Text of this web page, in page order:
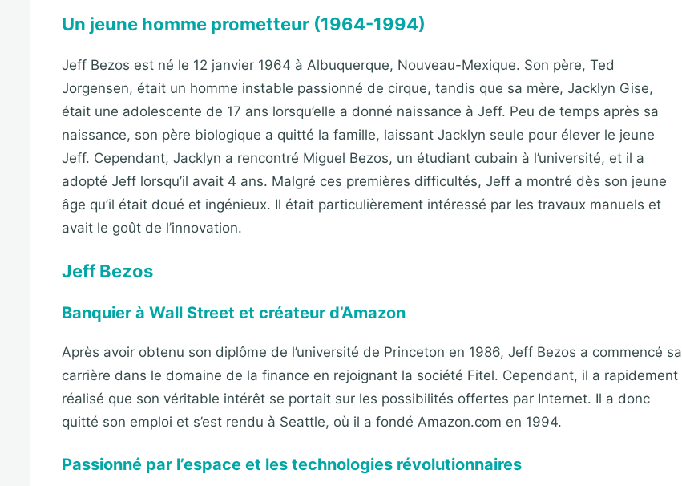
Un jeune homme prometteur (1964-1994)
Jeff Bezos est né le 12 janvier 1964 à Albuquerque, Nouveau-Mexique. Son père, Ted
Jorgensen, était un homme instable passionné de cirque, tandis que sa mère, Jacklyn Gise,
était une adolescente de 17 ans lorsqu’elle a donné naissance à Jeff. Peu de temps après sa
naissance, son père biologique a quitté la famille, laissant Jacklyn seule pour élever le jeune
Jeff. Cependant, Jacklyn a rencontré Miguel Bezos, un étudiant cubain à l’université, et il a
adopté Jeff lorsqu’il avait 4 ans. Malgré ces premières difficultés, Jeff a montré dès son jeune
âge qu’il était doué et ingénieux. Il était particulièrement intéressé par les travaux manuels et
avait le goût de l’innovation.
Jeff Bezos
Banquier à Wall Street et créateur d’Amazon
Après avoir obtenu son diplôme de l’université de Princeton en 1986, Jeff Bezos a commencé sa
carrière dans le domaine de la finance en rejoignant la société Fitel. Cependant, il a rapidement
réalisé que son véritable intérêt se portait sur les possibilités offertes par Internet. Il a donc
quitté son emploi et s’est rendu à Seattle, où il a fondé Amazon.com en 1994.
Passionné par l’espace et les technologies révolutionnaires